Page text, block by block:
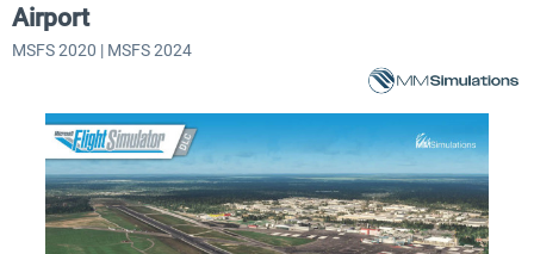
Airport
MSFS 2020 | MSFS 2024